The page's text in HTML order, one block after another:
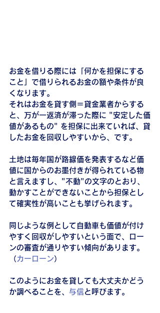
お金を借りる際には「何かを担保にする
こと」で借りられるお金の額や条件が良
くなります。
それはお金を貸す側＝貸金業者からする
と、万が一返済が滞った際に "安定した価
値があるもの" を担保に出来ていれば、貸
したお金を回収しやすいから、です。
土地は毎年国が路線価を発表するなど価
値に国からのお墨付きが得られている物
と言えますし、"不動"の文字のとおり、
動かすことができないことから担保とし
て確実性が高いことも挙げられます。
同じような例として自動車も価値が付け
やすく回収がしやすいという面で、ロー
ンの審査が通りやすい傾向があります。
（ カーローン）
このようにお金を貸しても大丈夫かどう
か調べることを、 与信と呼びます。